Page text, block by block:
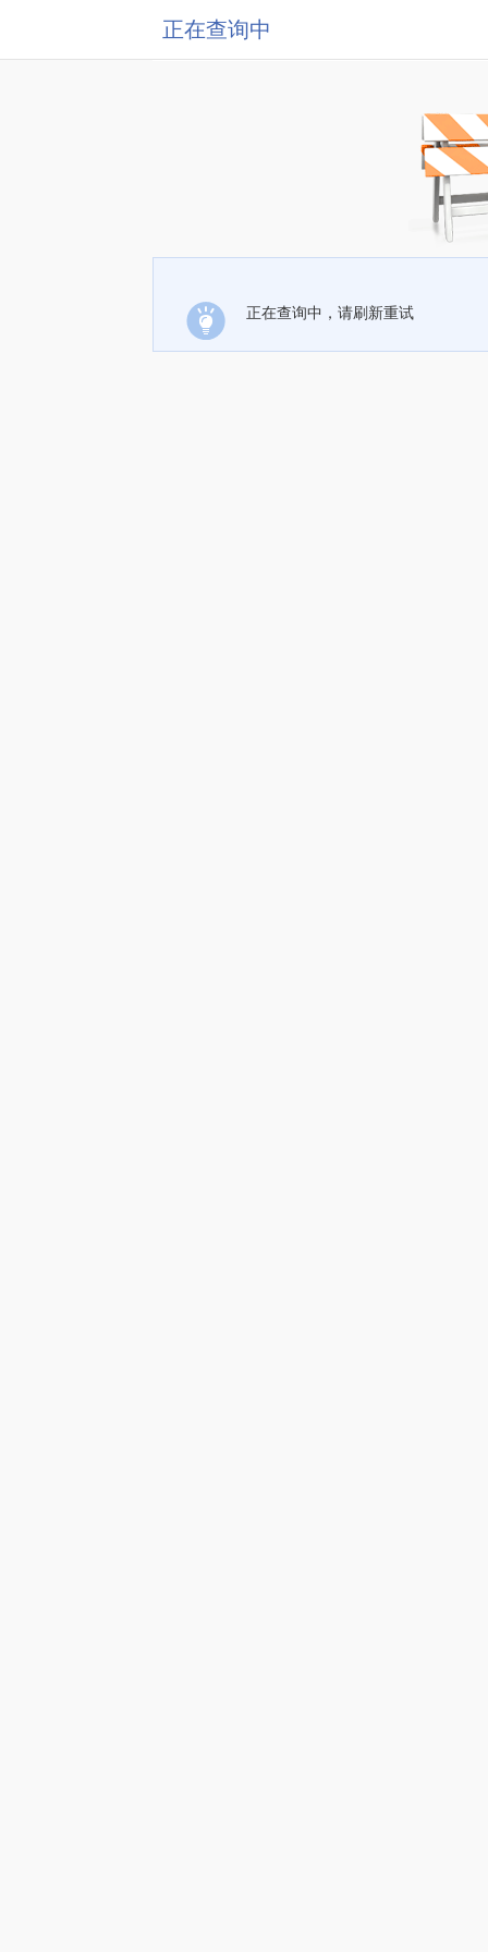
正在查询中
正在查询中，请刷新重试